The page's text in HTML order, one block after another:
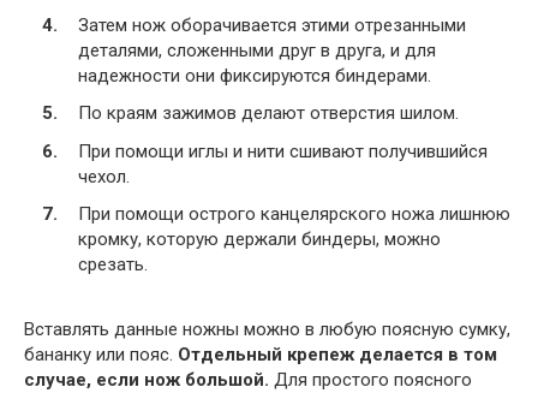
Затем нож оборачивается этими отрезанными
деталями, сложенными друг в друга, и для
надежности они фиксируются биндерами.
По краям зажимов делают отверстия шилом.
При помощи иглы и нити сшивают получившийся
чехол.
При помощи острого канцелярского ножа лишнюю
кромку, которую держали биндеры, можно
срезать.
Вставлять данные ножны можно в любую поясную сумку,
бананку или пояс. Отдельный крепеж делается в том
случае, если нож большой. Для простого поясного